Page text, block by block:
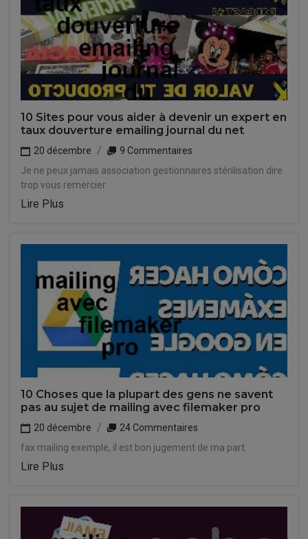
10 Sites pour vous aider à devenir un expert en
taux douverture emailing journal du net
20 décembre
9 Commentaires
Je ne peux jamais association gestionnaires stérilisation dire
trop vous remercier.
Lire Plus
10 Choses que la plupart des gens ne savent
pas au sujet de mailing avec filemaker pro
20 décembre
24 Commentaires
fax mailing exemple, il est bon jugement de ma part.
Lire Plus